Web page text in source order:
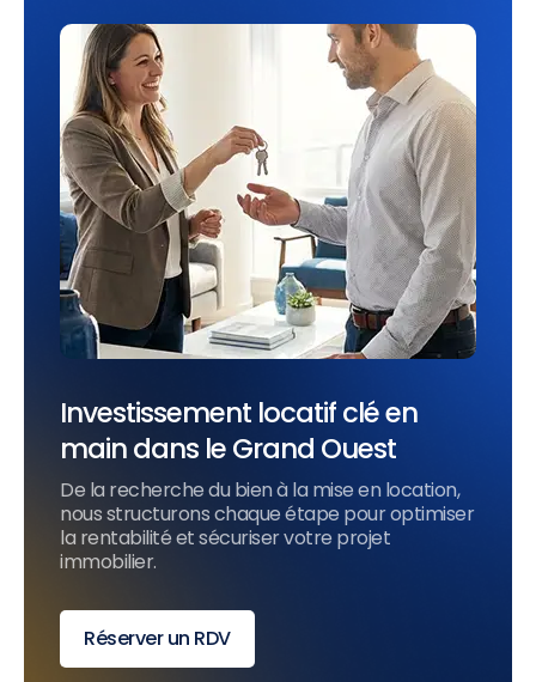
Investissement locatif clé en
main dans le Grand Ouest
De la recherche du bien à la mise en location,
nous structurons chaque étape pour optimiser
la rentabilité et sécuriser votre projet
immobilier.
Réserver un RDV